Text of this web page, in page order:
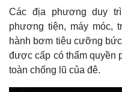
Các địa phương duy
phương tiện, máy móc,
hành bơm tiêu cưỡng
được cấp có thẩm quyền
toàn chống lũ của đê.